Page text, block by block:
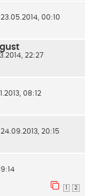
23.05.2014, 00:10
22:27
08:12
24.09.2013, 20:15
1 2